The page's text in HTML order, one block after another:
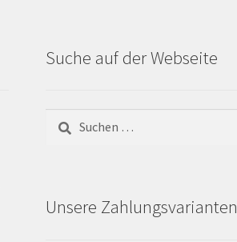
Suche auf der Webseite
nach:
Unsere Zahlungsvarianten